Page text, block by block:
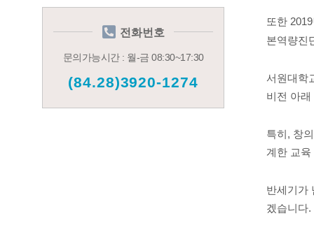
전화번호
문의가능시간 : 월-금 08:30~17:30
(84.28)3920-1274
또한 2019
본역량진
서원대학
비전 아래
특히 , 창
계한 교
반세기가
겠습니다.